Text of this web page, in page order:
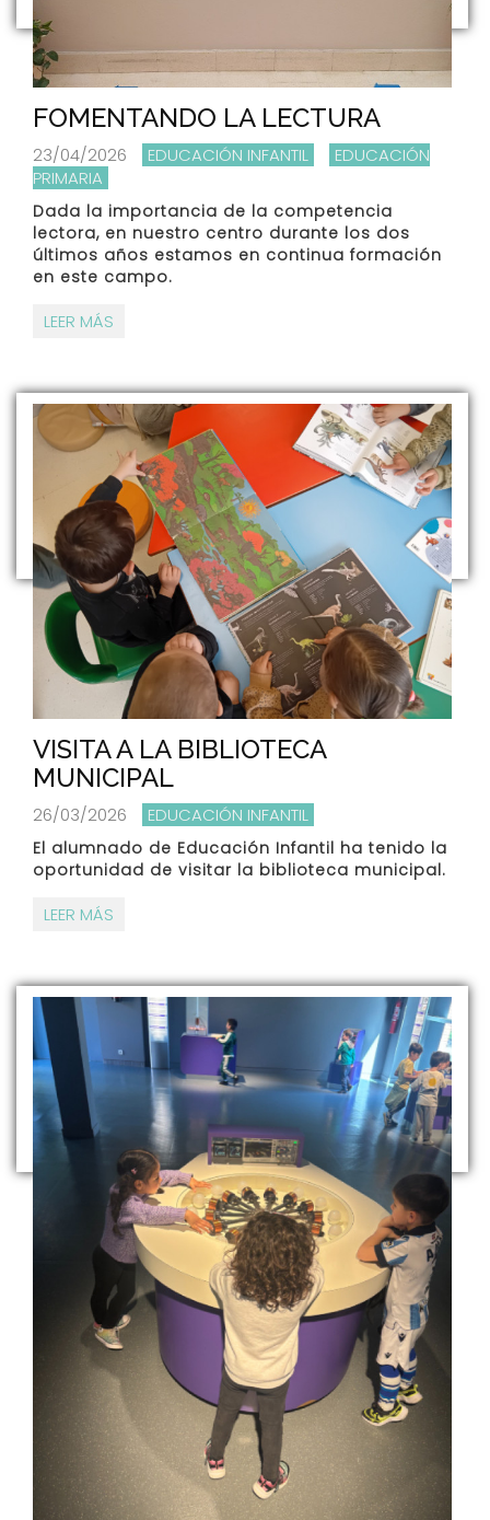
FOMENTANDO LA LECTURA
23/04/2026 EDUCACIÓN INFANTIL
EDUCACIÓN
PRIMARIA
Dada la importancia de la competencia
lectora, en nuestro centro durante los dos
últimos años estamos en continua formación
en este campo.
LEER MÁS
VISITA A LA BIBLIOTECA
MUNICIPAL
26/03/2026 EDUCACIÓN INFANTIL
El alumnado de Educación Infantil ha tenido la
oportunidad de visitar la biblioteca municipal.
LEER MÁS